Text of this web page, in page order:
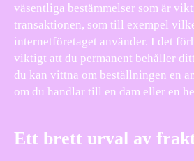
väsentliga bestämmelser som är
transaktionen, som till exempel
internetföretaget använder. I det
viktigt att du permanent behåller
du kan vittna om beställningen en
om du handlar till en dam eller en
Ett brett urval av